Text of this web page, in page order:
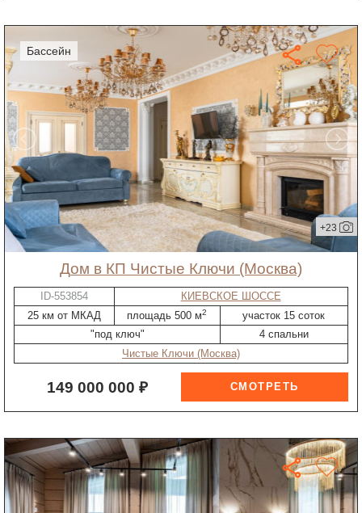
бассейн
+23
дом в КП Чистые Ключи (Москва)
ID-553854
КИЕВСКОЕ ШОССЕ
25 км от МКАД
площадь 500 м2
участок 15 соток
"под ключ"
4 спальни
Чистые Ключи (Москва)
149 000 000 ₽